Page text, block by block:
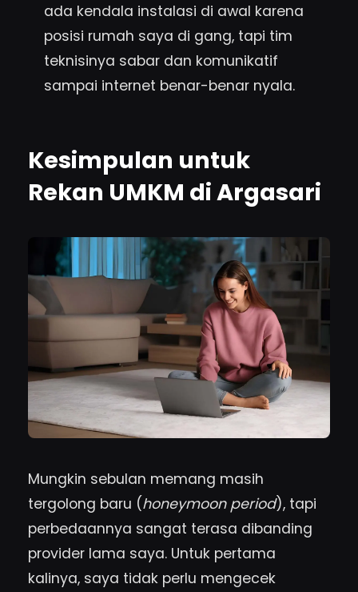
ada kendala instalasi di awal karena
posisi rumah saya di gang, tapi tim
teknisinya sabar dan komunikatif
sampai internet benar-benar nyala.
Kesimpulan untuk
Rekan UMKM di Argasari
Mungkin sebulan memang masih
tergolong baru (honeymoon period), tapi
perbedaannya sangat terasa dibanding
provider lama saya. Untuk pertama
kalinya, saya tidak perlu mengecek